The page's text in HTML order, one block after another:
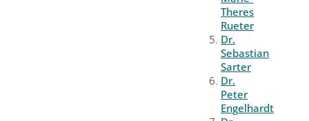
Theres
Rueter
Dr.
Sebastian
Sarter
Dr.
Peter
Engelhardt